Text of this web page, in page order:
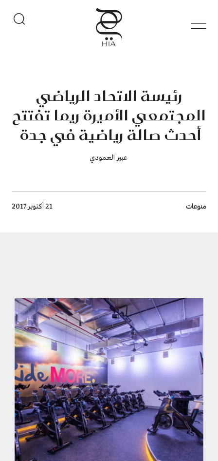
رئيسة الاتحاد الرياضي
المجتمعي الأميرة ريما تفتتح
أحدث صالة رياضية في جدة
​​​​​​​ عبير العمودي
Breadcrumb
منوعات